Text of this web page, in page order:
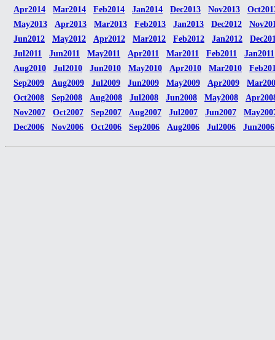
Apr2014
Mar2014 Feb2014 Jan2014 Dec2013 Nov2013
May2013
Apr2013 Mar2013 Feb2013 Jan2013 Dec2012
Jun2012
May2012 Apr2012 Mar2012 Feb2012 Jan2012
Jul2011
Jun2011 May2011 Apr2011 Mar2011 Feb2011
Jan2011
Aug2010
Jul2010 Jun2010 May2010 Apr2010 Mar2010
Sep2009
Aug2009 Jul2009 Jun2009 May2009 Apr2009
Oct2008
Sep2008 Aug2008 Jul2008 Jun2008 May2008
Nov2007
Oct2007 Sep2007 Aug2007 Jul2007 Jun2007
Dec2006
Nov2006 Oct2006 Sep2006 Aug2006 Jul2006 Jun2006